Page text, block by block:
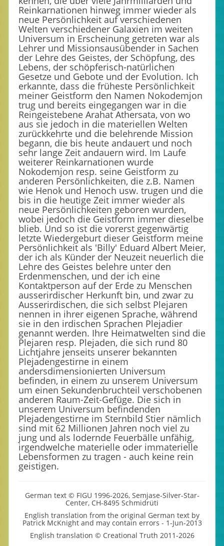
Reinkarnationen hinweg immer wieder als
neue Persönlichkeit auf verschiedenen
Welten verschiedener Galaxien im weiten
Universum in Erscheinung getreten war als
Lehrer und Missionsausübender in Sachen
der Lehre des Geistes, der Schöpfung, des
Lebens, der schöpferisch-natürlichen
Gesetze und Gebote und der Evolution. Ich
erkannte, dass die früheste Persönlichkeit
meiner Geistform den Namen Nokodemjon
trug und bereits eingegangen war in die
Reingeistebene Arahat Athersata, von wo
aus sie jedoch in die materiellen Welten
zurückkehrte und die belehrende Mission
begann, die bis heute andauert und noch
sehr lange Zeit andauern wird. Im Laufe
weiterer Reinkarnationen wurde
Nokodemjon resp. seine Geistform zu
anderen Persönlichkeiten, die z.B. Namen
wie Henok und Henoch usw. trugen und die
bis in die heutige Zeit immer wieder als
neue Persönlichkeiten geboren wurden,
wobei jedoch die Geistform immer dieselbe
blieb. Und so ist die vorerst gegenwärtig
letzte Wiedergeburt dieser Geistform meine
Persönlichkeit als 'Billy' Eduard Albert Meier,
der ich als Künder der Neuzeit neuerlich die
Lehre des Geistes belehre unter den
Erdenmenschen, und der ich eine
Kontaktperson auf der Erde zu Menschen
ausserirdischer Herkunft bin, und zwar zu
Ausserirdischen, die sich selbst Plejaren
nennen in ihrer eigenen Sprache, während
sie in den irdischen Sprachen Plejadier
genannt werden. Ihre Heimatwelten sind die
Plejaren resp. Plejaden, die sich rund 80
Lichtjahre jenseits unserer bekannten
Plejadengestirne in einem
andersdimensionierten Universum
befinden, in einem zu unserem Universum
um einen Sekundenbruchteil verschobenen
anderen Raum-Zeit-Gefüge. Die sich in
unserem Universum befindenden
Plejadengestirne im Sternbild Stier nämlich
sind mit 62 Millionen Jahren noch viel zu
jung und als lodernde Feuerbälle unfähig,
irgendwelche materielle oder immaterielle
Lebensformen zu tragen - auch keine rein
geistigen.
German text © FIGU 1996-2026, Semjase-Silver-Star-
Center, CH-8495 Schmidrüti
English translation from the original German text by
Patrick McKnight and may contain errors - 1-Jun-2013
English translation © Creational Truth 2011-2026